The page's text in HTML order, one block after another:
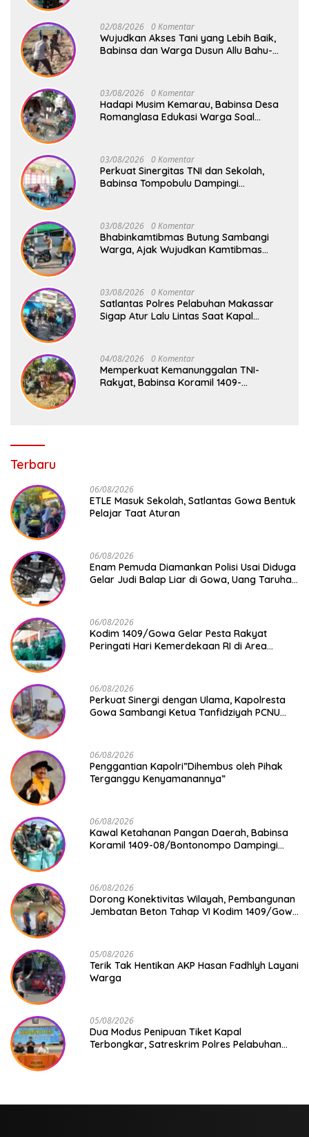
02/08/2026 0 Komentar
Wujudkan Akses Tani yang Lebih Baik,
Babinsa dan Warga Dusun Allu Bahu-
03/08/2026 0 Komentar
Hadapi Musim Kemarau, Babinsa Desa
Romanglasa Edukasi Warga Soal
03/08/2026 0 Komentar
Perkuat Sinergitas TNI dan Sekolah,
Babinsa Tompobulu Dampingi
03/08/2026 0 Komentar
Bhabinkamtibmas Butung Sambangi
Warga, Ajak Wujudkan Kamtibmas
03/08/2026 0 Komentar
Satlantas Polres Pelabuhan Makassar
Sigap Atur Lalu Lintas Saat Kapal
04/08/2026 0 Komentar
Memperkuat Kemanunggalan TNI-
Rakyat, Babinsa Koramil 1409-
Terbaru
06/08/2026
ETLE Masuk Sekolah, Satlantas Gowa Bentuk
Pelajar Taat Aturan
06/08/2026
Enam Pemuda Diamankan Polisi Usai Diduga
Gelar Judi Balap Liar di Gowa, Uang Taruhan
06/08/2026
Kodim 1409/Gowa Gelar Pesta Rakyat
Peringati Hari Kemerdekaan RI di Area
06/08/2026
Perkuat Sinergi dengan Ulama, Kapolresta
Gowa Sambangi Ketua Tanfidziyah PCNU
06/08/2026
Penggantian Kapolri”Dihembus oleh Pihak
Terganggu Kenyamanannya”
06/08/2026
Kawal Ketahanan Pangan Daerah, Babinsa
Koramil 1409-08/Bontonompo Dampingi
06/08/2026
Dorong Konektivitas Wilayah, Pembangunan
Jembatan Beton Tahap VI Kodim 1409/Gowa
05/08/2026
Terik Tak Hentikan AKP Hasan Fadhlyh Layani
Warga
05/08/2026
Dua Modus Penipuan Tiket Kapal
Terbongkar, Satreskrim Polres Pelabuhan